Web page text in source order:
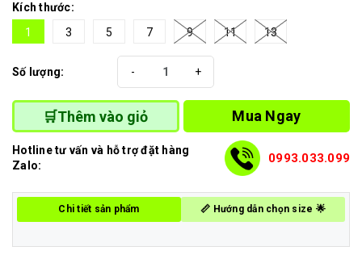
Kích thước:
1
3 5 7 9 11 13
Số lượng: +
-
🛒Thêm vào giỏ Mua Ngay
Hotline tư vấn và hỗ trợ đặt hàng
Zalo:
0993.033.099
Chi tiết sản phẩm 📏 Hướng dẫn chọn size 🌟